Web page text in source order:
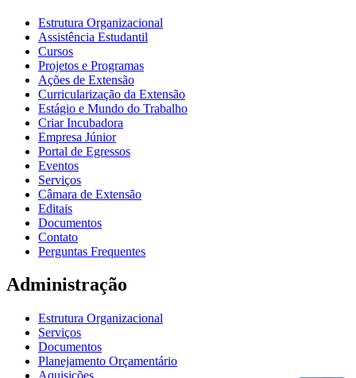
Estrutura Organizacional
Assistência Estudantil
Cursos
Projetos e Programas
Ações de Extensão
Curricularização da Extensão
Estágio e Mundo do Trabalho
Criar Incubadora
Empresa Júnior
Portal de Egressos
Eventos
Serviços
Câmara de Extensão
Editais
Documentos
Contato
Perguntas Frequentes
Administração
Estrutura Organizacional
Serviços
Documentos
Planejamento Orçamentário